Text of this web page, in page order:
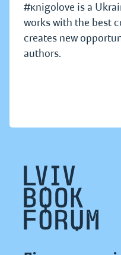
#кnigolove is a
works with the best
creates new
authors.